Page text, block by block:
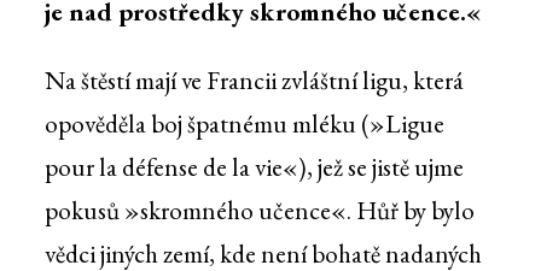
je nad prostředky skromného učence.«
Na štěstí mají ve Francii zvláštní ligu, která
opověděla boj špatnému mléku (»Ligue
pour la défense de la vie«), jež se jistě ujme
pokusů »skromného učence«. Hůř by bylo
vědci jiných zemí, kde není bohatě nadaných